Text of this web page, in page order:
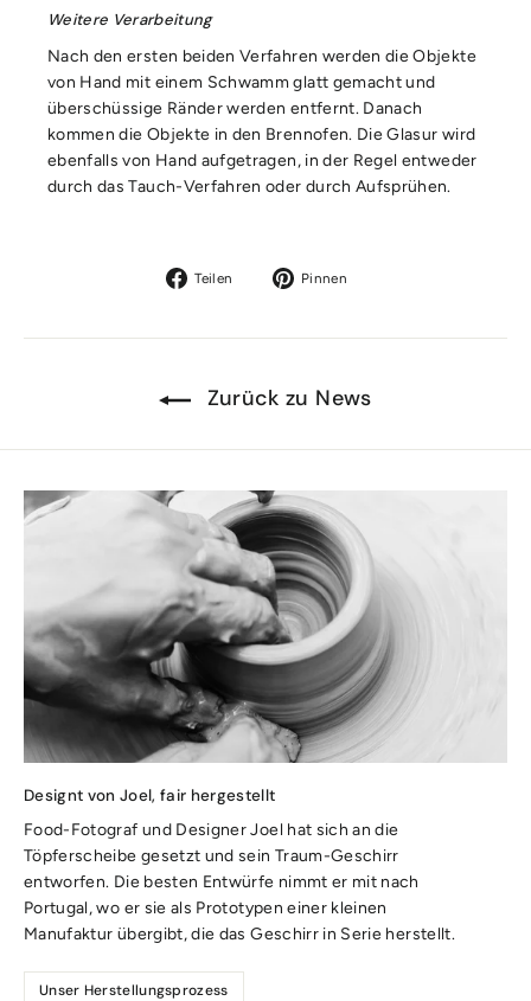
Weitere Verarbeitung
Nach den ersten beiden Verfahren werden die Objekte
von Hand mit einem Schwamm glatt gemacht und
überschüssige Ränder werden entfernt. Danach
kommen die Objekte in den Brennofen. Die Glasur wird
ebenfalls von Hand aufgetragen, in der Regel entweder
durch das Tauch-Verfahren oder durch Aufsprühen.
Teilen
Auf
Pinnen
Zurück zu News
Designt von Joel, fair hergestellt
Food-Fotograf und Designer Joel hat sich an die
Töpferscheibe gesetzt und sein Traum-Geschirr
entworfen. Die besten Entwürfe nimmt er mit nach
Portugal, wo er sie als Prototypen einer kleinen
Manufaktur übergibt, die das Geschirr in Serie herstellt.
Unser Herstellungsprozess